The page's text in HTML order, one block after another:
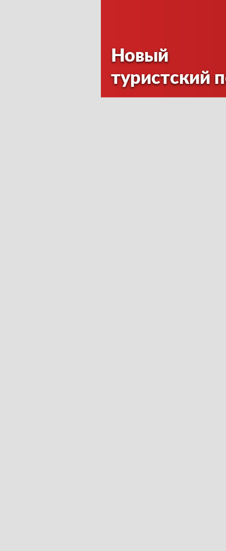
Новый
туристский